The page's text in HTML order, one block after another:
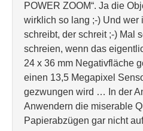
POWER ZOOM“. Ja die
wirklich so lang ;-) Und wer
schreibt, der schreit ;-) Mal
schreien, wenn das
24 x 36 mm Negativfläche
einen 13,5 Megapixel
gezwungen wird … In der
Anwendern die miserable
Papierabzügen gar nicht